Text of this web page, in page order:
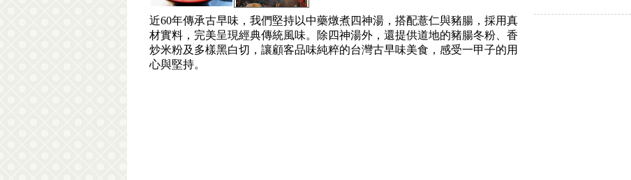
近60年傳承古早味，我們堅持以中藥燉煮四神湯，搭配薏仁與豬腸，採用真
材實料，完美呈現經典傳統風味。除四神湯外，還提供道地的豬腸冬粉、香
炒米粉及多樣黑白切，讓顧客品味純粹的台灣古早味美食，感受一甲子的用
心與堅持。